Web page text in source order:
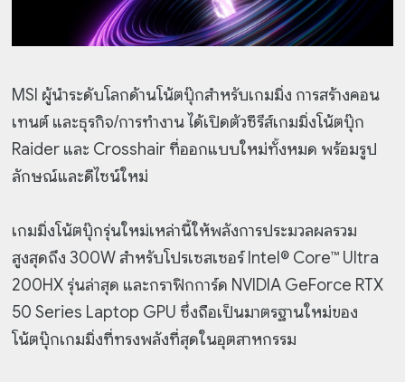
MSI ผู้นำระดับโลกด้านโน้ตบุ๊กสำหรับเกมมิ่ง การสร้างคอน
เทนต์ และธุรกิจ/การทำงาน ได้เปิดตัวซีรีส์เกมมิ่งโน้ตบุ๊ก
Raider และ Crosshair ที่ออกแบบใหม่ทั้งหมด พร้อมรูป
ลักษณ์และดีไซน์ใหม่
เกมมิ่งโน้ตบุ๊กรุ่นใหม่เหล่านี้ให้พลังการประมวลผลรวม
สูงสุดถึง 300W สำหรับโปรเซสเซอร์ Intel® Core™ Ultra
200HX รุ่นล่าสุด และกราฟิกการ์ด NVIDIA GeForce RTX
50 Series Laptop GPU ซึ่งถือเป็นมาตรฐานใหม่ของ
โน้ตบุ๊กเกมมิ่งที่ทรงพลังที่สุดในอุตสาหกรรม